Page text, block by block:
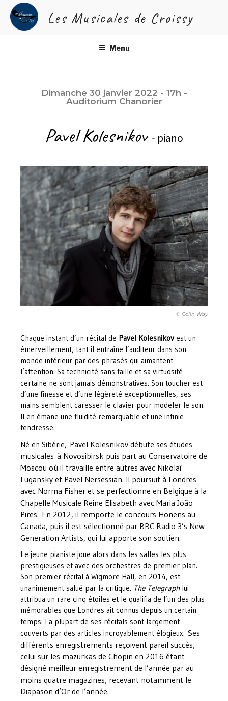
Les Musicales de Croissy
Menu
Pavel Kolesnikov
Dimanche 30 janvier 2022 - 17h -
Auditorium Chanorier
Pavel Kolesnikov - piano
© Colin Way
Chaque instant d’un récital de Pavel Kolesnikovest un
émerveillement, tant il entraîne l’auditeur dans son
monde intérieur par des phrasés qui aimantent
l’attention. Sa technicité sans faille et sa virtuosité
certaine ne sont jamais démonstratives. Son toucher est
d’une finesse et d’une légèreté exceptionnelles, ses
mains semblent caresser le clavier pour modeler le son.
Il en émane une fluidité remarquable et une infinie
tendresse.
Né en Sibérie, Pavel Kolesnikov débute ses études
musicales à Novosibirsk puis part au Conservatoire de
Moscou où il travaille entre autres avec Nikolaï
Lugansky et Pavel Nersessian. Il poursuit à Londres
avec Norma Fisher et se perfectionne en Belgique à la
Chapelle Musicale Reine Elisabeth avec Maria João
Pires. En 2012, il remporte le concours Honens au
Canada, puis il est sélectionné par BBC Radio 3’s New
Generation Artists, qui lui apporte son soutien.
Le jeune pianiste joue alors dans les salles les plus
prestigieuses et avec des orchestres de premier plan.
Son premier récital à Wigmore Hall, en 2014, est
unanimement salué par la critique. The Telegraphlui
attribua un rare cinq étoiles et le qualifia de l’un des plus
mémorables que Londres ait connus depuis un certain
temps. La plupart de ses récitals sont largement
couverts par des articles incroyablement élogieux. Ses
différents enregistrements reçoivent pareil succès,
celui sur les mazurkas de Chopin en 2016 étant
désigné meilleur enregistrement de l’année par au
moins quatre magazines, recevant notamment le
Diapason d’Or de l’année.